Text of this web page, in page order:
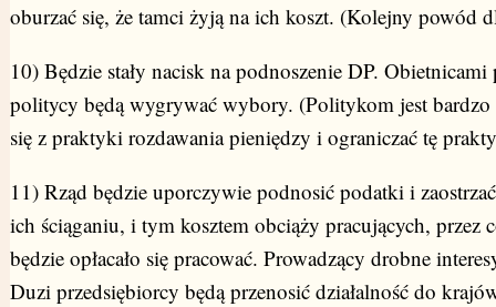
oburzać się, że tamci żyją na ich koszt. (Kolejny powód
10) Będzie stały nacisk na podnoszenie DP.
politycy będą wygrywać wybory. (Politykom jest
się z praktyki rozdawania pieniędzy i ograniczać tę
11) Rząd będzie uporczywie podnosić podatki i
ich ściąganiu, i tym kosztem obciąży pracujących, przez
będzie opłacało się pracować. Prowadzący drobne
Duzi przedsiębiorcy będą przenosić działalność do